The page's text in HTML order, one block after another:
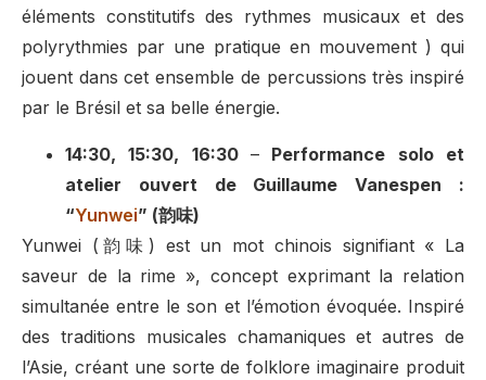
éléments constitutifs des rythmes musicaux et des
polyrythmies par une pratique en mouvement ) qui
jouent dans cet ensemble de percussions très inspiré
par le Brésil et sa belle énergie.
14:30, 15:30, 16:30 – Performance solo et
atelier ouvert de Guillaume Vanespen :
“Yunwei” (韵味)
Yunwei (韵味) est un mot chinois signifiant « La
saveur de la rime », concept exprimant la relation
simultanée entre le son et l’émotion évoquée. Inspiré
des traditions musicales chamaniques et autres de
l’Asie, créant une sorte de folklore imaginaire produit